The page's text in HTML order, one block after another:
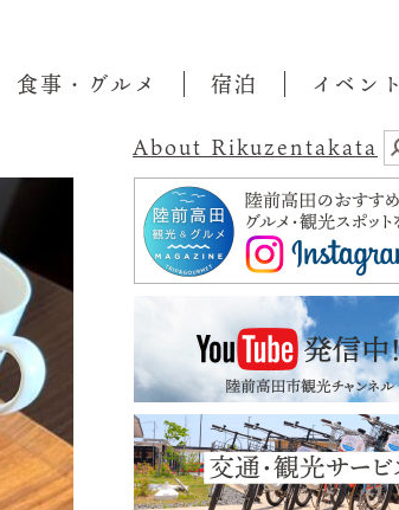
食事・グルメ 宿泊 イベント
About Rikuzentakata